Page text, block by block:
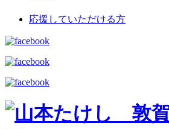
応援していただける方